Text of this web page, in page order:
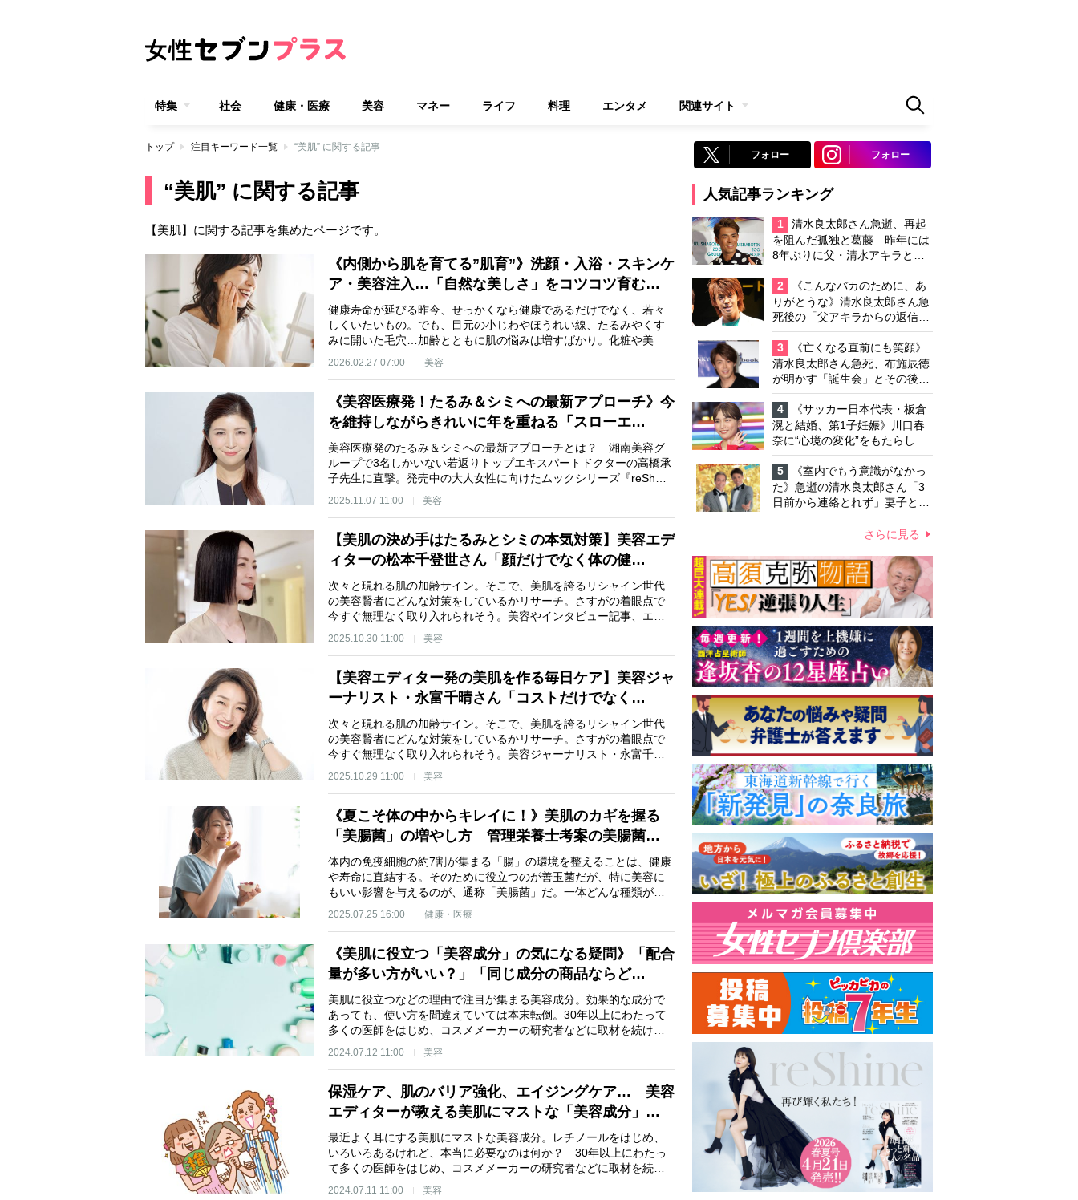
特集 社会 健康・医療 美容 マネー ライフ 料理 エンタメ 関連サイト
トップ 注目キーワード一覧 “美肌” に関する記事
“美肌” に関する記事
【美肌】に関する記事を集めたページです。
《内側から肌を育てる”肌育”》洗顔・入浴・スキンケ
ア・美容注入…「自然な美しさ」をコツコツ育む…
健康寿命が延びる昨今、せっかくなら健康であるだけでなく、若々
しくいたいもの。でも、目元の小じわやほうれい線、たるみやくす
みに開いた毛穴…加齢とともに肌の悩みは増すばかり。化粧や美
2026.02.27 07:00 美容
《美容医療発！たるみ＆シミへの最新アプローチ》今
を維持しながらきれいに年を重ねる「スローエ…
美容医療発のたるみ＆シミへの最新アプローチとは？ 湘南美容グ
ループで3名しかいない若返りトップエキスパートドクターの高橋承
子先生に直撃。発売中の大人女性に向けたムックシリーズ『reSh…
2025.11.07 11:00 美容
【美肌の決め手はたるみとシミの本気対策】美容エデ
ィターの松本千登世さん「顔だけでなく体の健…
次々と現れる肌の加齢サイン。そこで、美肌を誇るリシャイン世代
の美容賢者にどんな対策をしているかリサーチ。さすがの着眼点で
今すぐ無理なく取り入れられそう。美容やインタビュー記事、エ…
2025.10.30 11:00 美容
【美容エディター発の美肌を作る毎日ケア】美容ジャ
ーナリスト・永富千晴さん「コストだけでなく…
次々と現れる肌の加齢サイン。そこで、美肌を誇るリシャイン世代
の美容賢者にどんな対策をしているかリサーチ。さすがの着眼点で
今すぐ無理なく取り入れられそう。美容ジャーナリスト・永富千…
2025.10.29 11:00 美容
《夏こそ体の中からキレイに！》美肌のカギを握る
「美腸菌」の増やし方 管理栄養士考案の美腸菌…
体内の免疫細胞の約7割が集まる「腸」の環境を整えることは、健康
や寿命に直結する。そのために役立つのが善玉菌だが、特に美容に
もいい影響を与えるのが、通称「美腸菌」だ。一体どんな種類が…
2025.07.25 16:00 健康・医療
《美肌に役立つ「美容成分」の気になる疑問》「配合
量が多い方がいい？」「同じ成分の商品ならど…
美肌に役立つなどの理由で注目が集まる美容成分。効果的な成分で
あっても、使い方を間違えていては本末転倒。30年以上にわたって
多くの医師をはじめ、コスメメーカーの研究者などに取材を続け…
2024.07.12 11:00 美容
保湿ケア、肌のバリア強化、エイジングケア… 美容
エディターが教える美肌にマストな「美容成分」…
最近よく耳にする美肌にマストな美容成分。レチノールをはじめ、
いろいろあるけれど、本当に必要なのは何か？ 30年以上にわたっ
て多くの医師をはじめ、コスメメーカーの研究者などに取材を続…
2024.07.11 11:00 美容
フォロー フォロー
人気記事ランキング
1
清水良太郎さん急逝、再起
を阻んだ孤独と葛藤 昨年には
8年ぶりに父・清水アキラと共
演、本格的な活動再開に向かっ
ていたが…周囲が懸念していた
「不安定なところ」
2
《こんなバカのために、あ
りがとうな》清水良太郎さん急
死後の「父アキラからの返信」
布施辰徳が涙で明かす「順番が
違う」
3
《亡くなる直前にも笑顔》
清水良太郎さん急死、布施辰徳
が明かす「誕生会」とその後の
メッセージ
4
《サッカー日本代表・板倉
滉と結婚、第1子妊娠》川口春
奈に“心境の変化”をもたらした
主演映画『ママせか』 身を削
って「がんに蝕まれる母」を演
じた壮絶な撮影現場
5
《室内でもう意識がなかっ
た》急逝の清水良太郎さん「3
日前から連絡とれず」妻子とは
さらに見る